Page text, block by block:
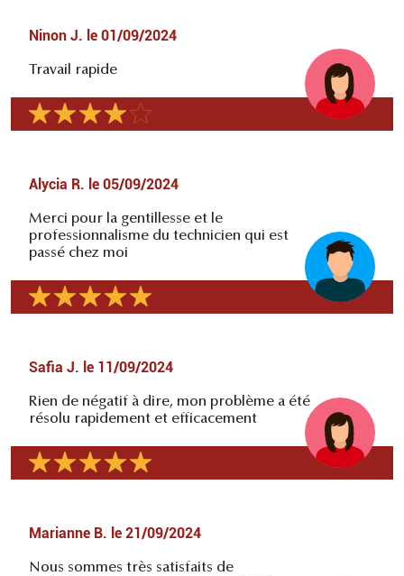
Ninon J. le 01/09/2024
Travail rapide
Alycia R. le 05/09/2024
Merci pour la gentillesse et le
professionnalisme du technicien qui est
passé chez moi
Safia J. le 11/09/2024
Rien de négatif à dire, mon problème a été
résolu rapidement et efficacement
Marianne B. le 21/09/2024
Nous sommes très satisfaits de